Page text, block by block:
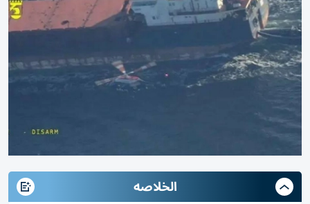
الخلاصه